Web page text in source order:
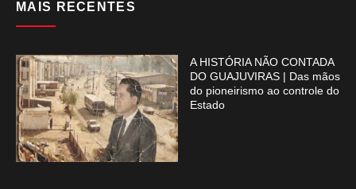
MAIS RECENTES
A HISTÓRIA NÃO CONTADA
DO GUAJUVIRAS | Das mãos
do pioneirismo ao controle do
Estado